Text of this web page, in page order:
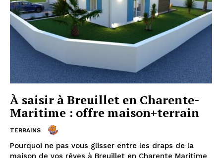
À saisir à Breuillet en Charente-
Maritime : offre maison+terrain
TERRAINS
Pourquoi ne pas vous glisser entre les draps de la
maison de vos rêves à Breuillet en Charente Maritime